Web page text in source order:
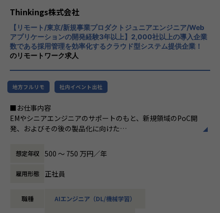
このフェーズで最も重要となるのは、「仮説と探索をいかに
素早く繰り返せるか」です。
机上の空論やドキュメント通りの開発ではなく、実際に動く
ものをスピード感を持って作り、
顧客の反応を見ながら次のアプローチを探索し続けるサイク
ルを主導していただきます。
ービス・製品としてゼロから設計・開発を主導していただき
■募集背景
用インフラとして成長を続けてきました。
オープンに外部へ拡張し、
「攻める開発組織」へと進化させるため、新規事業プロダク
います。社員一人ひとりが主体的に行動し、
新しいアイデアを積極的に提案する文化が根
付いています。また、チームワークを大切に
し、互いにサポートし合う環境が整っていま
す。
【★働き方/リモートワーク】
柔軟な働き方を推奨しており、リモートワー
クも積極的に取り入れております。
Thinkings株式会社
【リモート/東京/新規事業プロダクトジュニアエンジニア/Web
アプリケーションの開発経験3年以上】2,000社以上の導入企業
数である採用管理を効率化するクラウド型システム提供企業！
のリモートワーク求人
地方フルリモ 社内イベント出社
■お仕事内容
EMやシニアエンジニアのサポートのもと、新規領域のPoC開
発、およびその後の製品化に向けた
実装）を担当いただきます。
＜具体的な業務イメージ＞
現在はPoCフェーズのため、EMや先輩エンジニアと密にコミ
以下の業務を通じて「顧客の課題を解決する新しい仕組み
想定年収 500 〜 750 万円／年
雇用形態 正社員
職種 AIエンジニア（DL/機械学習）